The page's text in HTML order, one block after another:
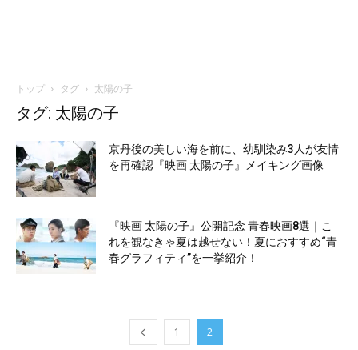
トップ タグ 太陽の子
タグ: 太陽の子
京丹後の美しい海を前に、幼馴染み3人が友情
を再確認『映画 太陽の子』メイキング画像
『映画 太陽の子』公開記念 青春映画8選｜こ
れを観なきゃ夏は越せない！夏におすすめ“青
春グラフィティ”を一挙紹介！
1 2